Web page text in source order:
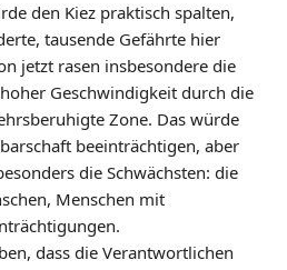
den Kiez praktisch spalten,
tausende Gefährte hier
jetzt rasen insbesondere die
Geschwindigkeit durch die
Zone. Das würde
beeinträchtigen, aber
die Schwächsten: die
Menschen mit
dass die Verantwortlichen